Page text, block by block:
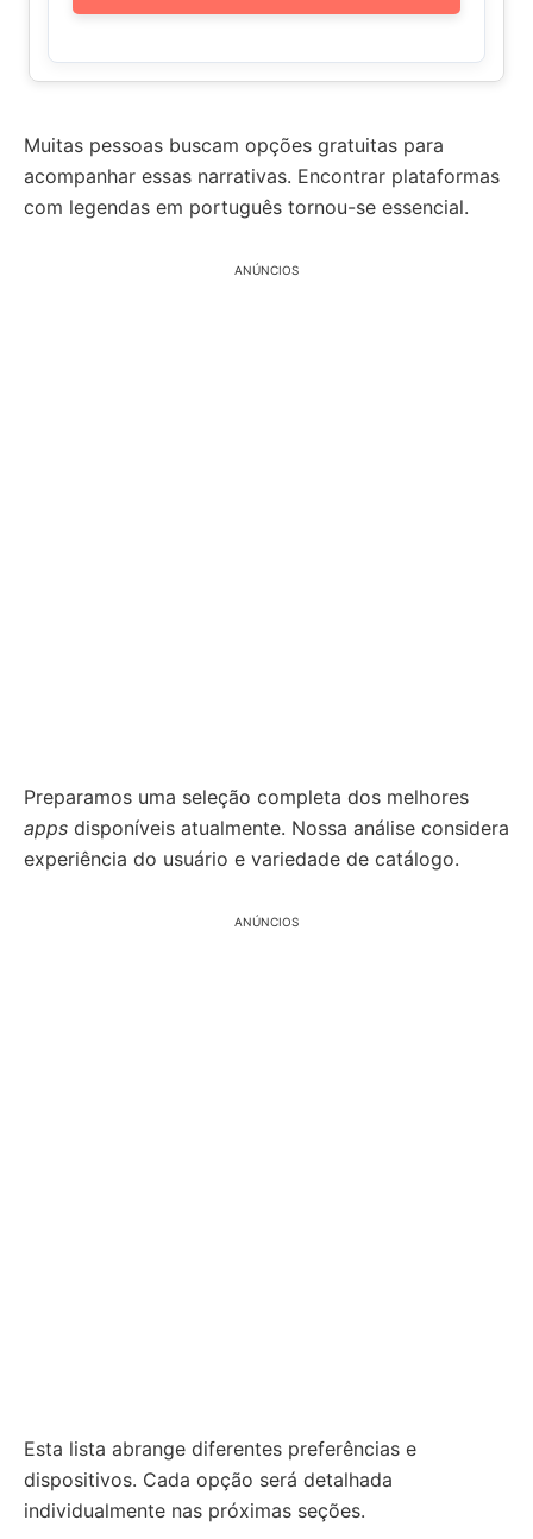
Muitas pessoas buscam opções gratuitas para
acompanhar essas narrativas. Encontrar plataformas
com legendas em português tornou-se essencial.
ANÚNCIOS
Preparamos uma seleção completa dos melhores
apps disponíveis atualmente. Nossa análise considera
experiência do usuário e variedade de catálogo.
ANÚNCIOS
Esta lista abrange diferentes preferências e
dispositivos. Cada opção será detalhada
individualmente nas próximas seções.